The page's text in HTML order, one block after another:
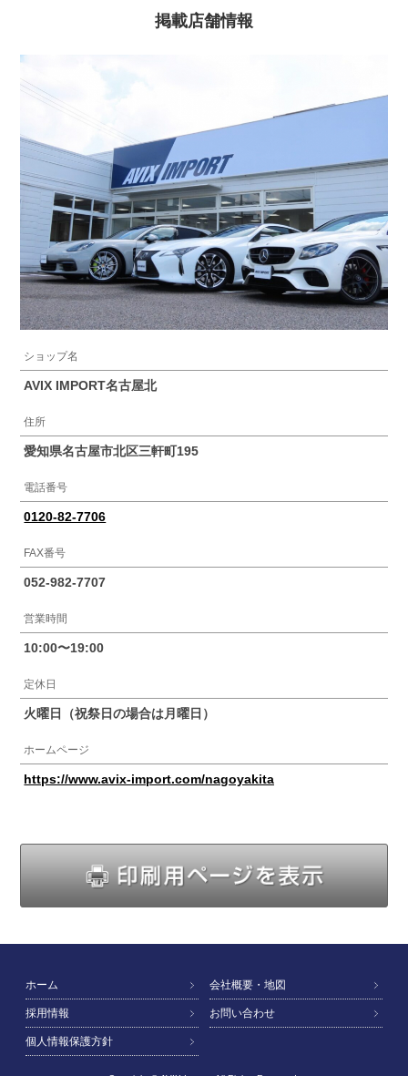
掲載店舗情報
ショップ名
AVIX IMPORT名古屋北
住所
愛知県名古屋市北区三軒町195
電話番号
0120-82-7706
FAX番号
052-982-7707
営業時間
10:00〜19:00
定休日
火曜日（祝祭日の場合は月曜日）
ホームページ
https://www.avix-import.com/nagoyakita
ホーム 会社概要・地図
採用情報 お問い合わせ
個人情報保護方針